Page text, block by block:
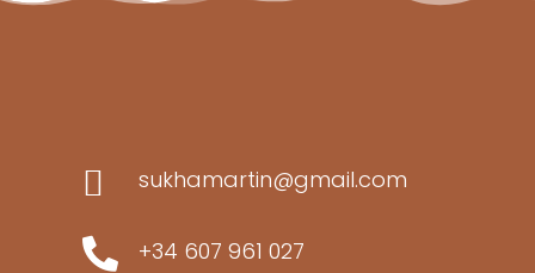
 sukhamartin@gmail.com
 +34 607 961 027